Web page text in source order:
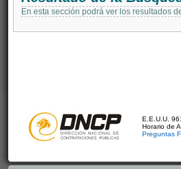
En esta sección podrá ver los resultados
E.E.U.U.
Horario de
Preguntas